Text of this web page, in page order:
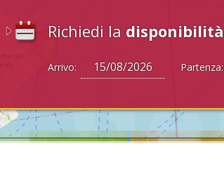
Richiedi la disponibilità
Arrivo: Partenza: